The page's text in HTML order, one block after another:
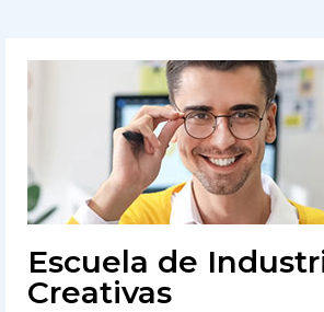
Escuela de
Creativas